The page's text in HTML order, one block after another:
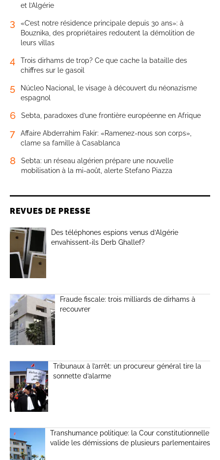
et l’Algérie
3
«C’est notre résidence principale depuis 30 ans»: à
Bouznika, des propriétaires redoutent la démolition de
leurs villas
4
Trois dirhams de trop? Ce que cache la bataille des
chiffres sur le gasoil
5
Núcleo Nacional, le visage à découvert du néonazisme
espagnol
6 Sebta, paradoxes d’une frontière européenne en Afrique
7
Affaire Abderrahim Fakir: «Ramenez-nous son corps»,
clame sa famille à Casablanca
8
Sebta: un réseau algérien prépare une nouvelle
mobilisation à la mi-août, alerte Stefano Piazza
REVUES DE PRESSE
Des téléphones espions venus d’Algérie
envahissent-ils Derb Ghallef?
Fraude fiscale: trois milliards de dirhams à
recouvrer
Tribunaux à l’arrêt: un procureur général tire la
sonnette d’alarme
Transhumance politique: la Cour constitutionnelle
valide les démissions de plusieurs parlementaires